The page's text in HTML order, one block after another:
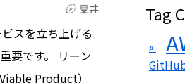
夏井
スを立ち上げる
要です。 リーン
Product）
Tag
AI